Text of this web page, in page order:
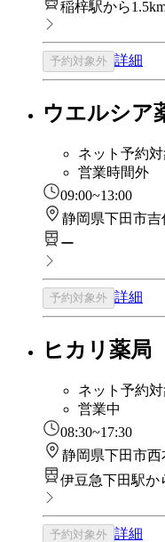
稲梓駅から
予約対象外 詳細
ウエルシア
ネット予約
営業時間外
09:00~13:00
静岡県下田市吉
ー
予約対象外 詳細
ヒカリ薬局
ネット予約
営業中
08:30~17:30
静岡県下田市西
伊豆急下田駅か
予約対象外 詳細